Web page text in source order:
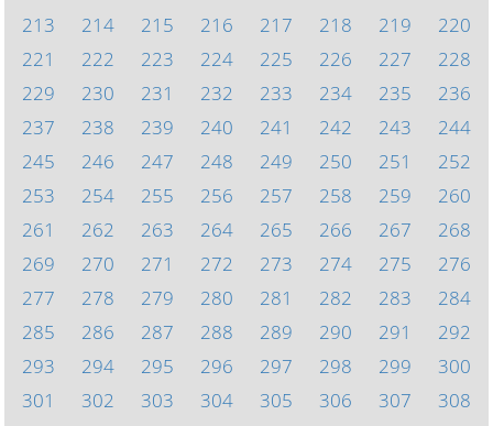
213
214 215 216 217 218 219
220
221
222 223 224 225 226 227
228
229
230 231 232 233 234 235
236
237
238 239 240 241 242 243
244
245
246 247 248 249 250 251
252
253
254 255 256 257 258 259
260
261
262 263 264 265 266 267
268
269
270 271 272 273 274 275
276
277
278 279 280 281 282 283
284
285
286 287 288 289 290 291
292
293
294 295 296 297 298 299
300
301
302 303 304 305 306 307
308